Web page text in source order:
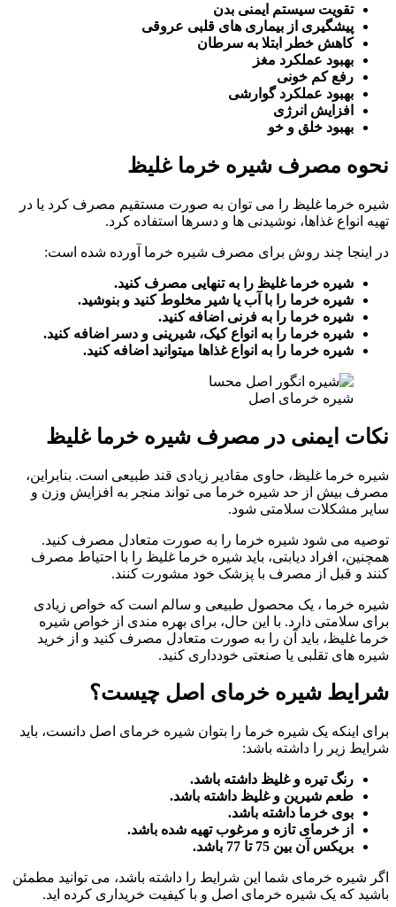
تقویت سیستم ایمنی بدن
پیشگیری از بیماری های قلبی عروقی
کاهش خطر ابتلا به سرطان
بهبود عملکرد مغز
رفع کم خونی
بهبود عملکرد گوارشی
افزایش انرژی
بهبود خلق و خو
نحوه مصرف شیره خرما غلیظ
شیره خرما غلیظ را می توان به صورت مستقیم مصرف کرد یا در
تهیه انواع غذاها، نوشیدنی ها و دسرها استفاده کرد.
در اینجا چند روش برای مصرف شیره خرما آورده شده است:
شیره خرما غلیظ را به تنهایی مصرف کنید.
شیره خرما را با آب یا شیر مخلوط کنید و بنوشید.
شیره خرما را به فرنی اضافه کنید.
شیره خرما را به انواع کیک، شیرینی و دسر اضافه کنید.
شیره خرما را به انواع غذاها میتوانید اضافه کنید.
شیره خرمای اصل
نکات ایمنی در مصرف شیره خرما غلیظ
شیره خرما غلیظ، حاوی مقادیر زیادی قند طبیعی است. بنابراین،
مصرف بیش از حد شیره خرما می تواند منجر به افزایش وزن و
سایر مشکلات سلامتی شود.
توصیه می شود شیره خرما را به صورت متعادل مصرف کنید.
همچنین، افراد دیابتی، باید شیره خرما غلیظ را با احتیاط مصرف
کنند و قبل از مصرف با پزشک خود مشورت کنند.
شیره خرما ، یک محصول طبیعی و سالم است که خواص زیادی
برای سلامتی دارد. با این حال، برای بهره مندی از خواص شیره
خرما غلیظ، باید آن را به صورت متعادل مصرف کنید و از خرید
شیره های تقلبی یا صنعتی خودداری کنید.
شرایط شیره خرمای اصل چیست؟
برای اینکه یک شیره خرما را بتوان شیره خرمای اصل دانست، باید
شرایط زیر را داشته باشد:
رنگ تیره و غلیظ داشته باشد.
طعم شیرین و غلیظ داشته باشد.
بوی خرما داشته باشد.
از خرمای تازه و مرغوب تهیه شده باشد.
بریکس آن بین 75 تا 77 باشد.
اگر شیره خرمای شما این شرایط را داشته باشد، می توانید مطمئن
باشید که یک شیره خرمای اصل و با کیفیت خریداری کرده اید.